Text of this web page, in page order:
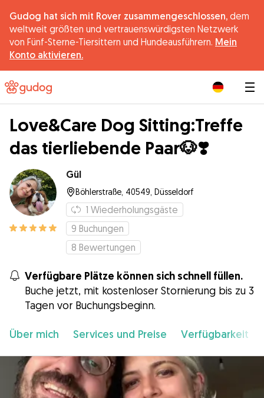
Gudog hat sich mit Rover zusammengeschlossen, dem
weltweit größten und vertrauenswürdigsten Netzwerk
von Fünf-Sterne-Tiersittern und Hundeausführern. Mein
Konto aktivieren.
Love&Care Dog Sitting:Treffe
das tierliebende Paar🐶❣️
Gül
Böhlerstraße, 40549, Düsseldorf
1 Wiederholungsgäste
9 Buchungen
8 Bewertungen
Verfügbare Plätze können sich schnell füllen.
Buche jetzt, mit kostenloser Stornierung bis zu 3
Tagen vor Buchungsbeginn.
Über mich Services und Preise Verfügbarkeit